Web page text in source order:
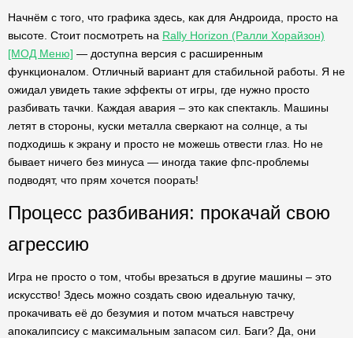
Начнём с того, что графика здесь, как для Андроида, просто на
высоте. Стоит посмотреть на Rally Horizon (Ралли Хорайзон)
[МОД Меню] — доступна версия с расширенным
функционалом. Отличный вариант для стабильной работы. Я не
ожидал увидеть такие эффекты от игры, где нужно просто
разбивать тачки. Каждая авария – это как спектакль. Машины
летят в стороны, куски металла сверкают на солнце, а ты
подходишь к экрану и просто не можешь отвести глаз. Но не
бывает ничего без минуса — иногда такие фпс-проблемы
подводят, что прям хочется поорать!
Процесс разбивания: прокачай свою
агрессию
Игра не просто о том, чтобы врезаться в другие машины – это
искусство! Здесь можно создать свою идеальную тачку,
прокачивать её до безумия и потом мчаться навстречу
апокалипсису с максимальным запасом сил. Баги? Да, они